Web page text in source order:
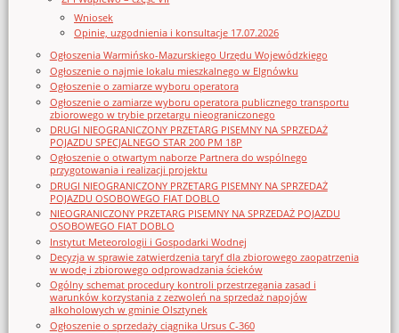
Wniosek
Opinie, uzgodnienia i konsultacje 17.07.2026
Ogłoszenia Warmińsko-Mazurskiego Urzędu Wojewódzkiego
Ogłoszenie o najmie lokalu mieszkalnego w Elgnówku
Ogłoszenie o zamiarze wyboru operatora
Ogłoszenie o zamiarze wyboru operatora publicznego transportu
zbiorowego w trybie przetargu nieograniczonego
DRUGI NIEOGRANICZONY PRZETARG PISEMNY NA SPRZEDAŻ
POJAZDU SPECJALNEGO STAR 200 PM 18P
Ogłoszenie o otwartym naborze Partnera do wspólnego
przygotowania i realizacji projektu
DRUGI NIEOGRANICZONY PRZETARG PISEMNY NA SPRZEDAŻ
POJAZDU OSOBOWEGO FIAT DOBLO
NIEOGRANICZONY PRZETARG PISEMNY NA SPRZEDAŻ POJAZDU
OSOBOWEGO FIAT DOBLO
Instytut Meteorologii i Gospodarki Wodnej
Decyzja w sprawie zatwierdzenia taryf dla zbiorowego zaopatrzenia
w wodę i zbiorowego odprowadzania ścieków
Ogólny schemat procedury kontroli przestrzegania zasad i
warunków korzystania z zezwoleń na sprzedaż napojów
alkoholowych w gminie Olsztynek
Ogłoszenie o sprzedaży ciągnika Ursus C-360